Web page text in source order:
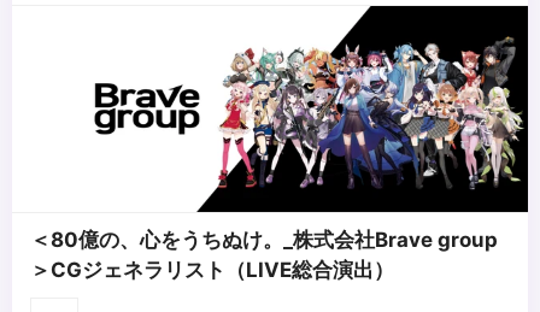
・Python 等によるツール開発・自動化の経験
＜80億の、心をうちぬけ。_株式会社Brave group
＞CGジェネラリスト（LIVE総合演出）